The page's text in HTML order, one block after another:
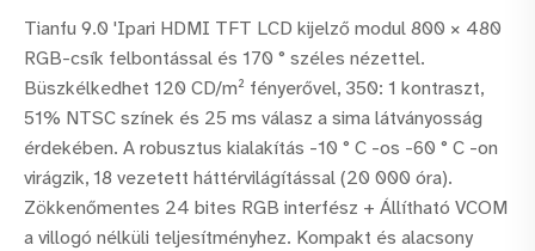
Tianfu 9.0 'Ipari HDMI TFT LCD kijelző modul 800 × 480
RGB-csík felbontással és 170 ° széles nézettel.
Büszkélkedhet 120 CD/m² fényerővel, 350: 1 kontraszt,
51% NTSC színek és 25 ms válasz a sima látványosság
érdekében. A robusztus kialakítás -10 ° C -os -60 ° C -on
virágzik, 18 vezetett háttérvilágítással (20 000 óra).
Zökkenőmentes 24 bites RGB interfész + Állítható VCOM
a villogó nélküli teljesítményhez. Kompakt és alacsony